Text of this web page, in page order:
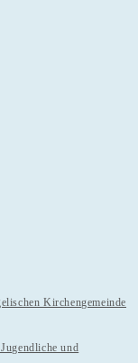
Kirchengemeinde
und